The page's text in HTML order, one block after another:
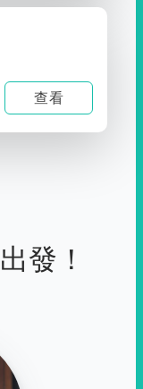
查看
發！